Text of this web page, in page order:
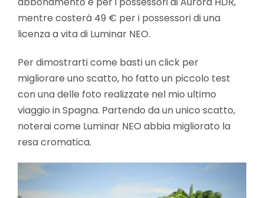
mentre costerà 49 € per i possessori di una
licenza a vita di Luminar NEO.
Per dimostrarti come basti un click per
migliorare uno scatto, ho fatto un piccolo test
con una delle foto realizzate nel mio ultimo
viaggio in Spagna. Partendo da un unico scatto,
noterai come Luminar NEO abbia migliorato la
resa cromatica.